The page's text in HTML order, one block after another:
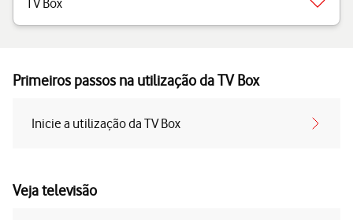
TV Box
Primeiros passos na utilização da TV Box
Inicie a utilização da TV Box
Veja televisão